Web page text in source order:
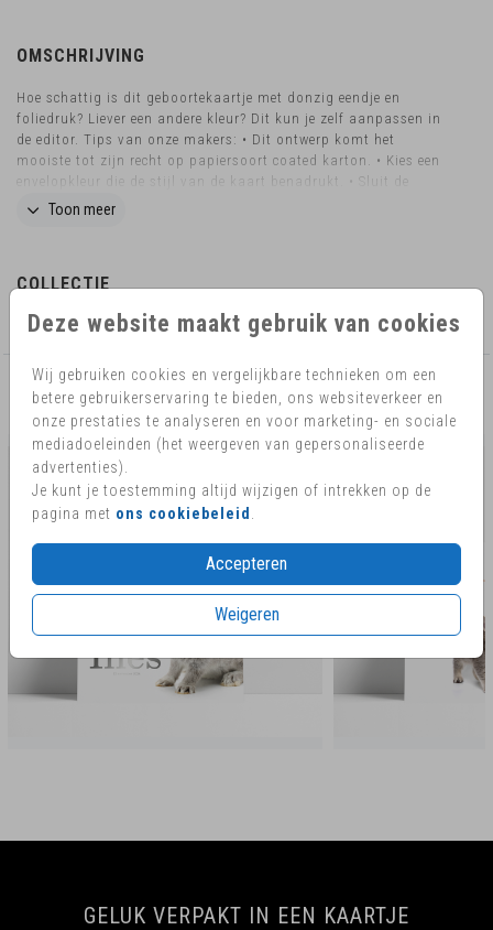
Deze website maakt gebruik van cookies
Wij gebruiken cookies en vergelijkbare technieken om een
betere gebruikerservaring te bieden, ons websiteverkeer en
onze prestaties te analyseren en voor marketing- en sociale
mediadoeleinden (het weergeven van gepersonaliseerde
advertenties).
Je kunt je toestemming altijd wijzigen of intrekken op de
pagina met ons cookiebeleid
Accepteren
Weigeren
OMSCHRIJVING
Hoe schattig is dit geboortekaartje met donzig eendje en
foliedruk? Liever een andere kleur? Dit kun je zelf aanpassen in
de editor. Tips van onze makers: • Dit ontwerp komt het
mooiste tot zijn recht op papiersoort coated karton. • Kies een
envelopkleur die de stijl van de kaart benadrukt. • Sluit de
envelop met een bijpassende sluitzegel. Bij Queen of Cards
ons op. We helpen je graag!
Toon meer
COLLECTIE
Minimalistisch
AANBEVOLEN
GELUK VERPAKT IN EEN KAARTJE